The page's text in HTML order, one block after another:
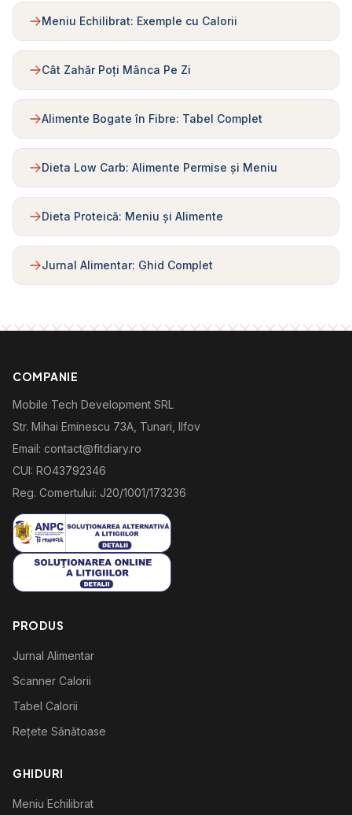
Meniu Echilibrat: Exemple cu Calorii
Cât Zahăr Poți Mânca Pe Zi
Alimente Bogate în Fibre: Tabel Complet
Dieta Low Carb: Alimente Permise și Meniu
Dieta Proteică: Meniu și Alimente
Jurnal Alimentar: Ghid Complet
COMPANIE
Mobile Tech Development SRL
Str. Mihai Eminescu 73A, Tunari, Ilfov
Email: contact@fitdiary.ro
CUI: RO43792346
Reg. Comertului: J20/1001/173236
PRODUS
Jurnal Alimentar
Scanner Calorii
Tabel Calorii
Rețete Sănătoase
GHIDURI
Meniu Echilibrat